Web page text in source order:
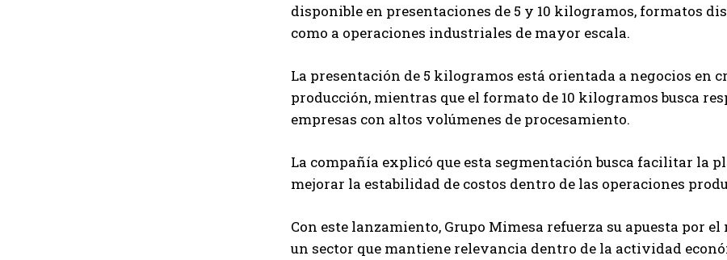
disponible en presentaciones de 5 y 10 kilogramos, formatos
como a operaciones industriales de mayor escala.
La presentación de 5 kilogramos está orientada a negocios en
producción, mientras que el formato de 10 kilogramos busca
empresas con altos volúmenes de procesamiento.
La compañía explicó que esta segmentación busca facilitar la
mejorar la estabilidad de costos dentro de las operaciones
Con este lanzamiento, Grupo Mimesa refuerza su apuesta por
un sector que mantiene relevancia dentro de la actividad